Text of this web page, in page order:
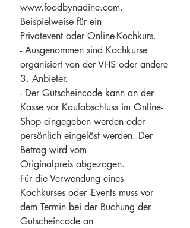
www.foodbynadine.com.
Beispielweise für ein
Privatevent oder Online-Kochkurs.
- Ausgenommen sind Kochkurse
organisiert von der VHS oder andere
3. Anbieter.
- Der Gutscheincode kann an der
Kasse vor Kaufabschluss im Online-
Shop eingegeben werden oder
persönlich eingelöst werden. Der
Betrag wird vom
Originalpreis abgezogen.
Für die Verwendung eines
Kochkurses oder -Events muss vor
dem Termin bei der Buchung der
Gutscheincode an